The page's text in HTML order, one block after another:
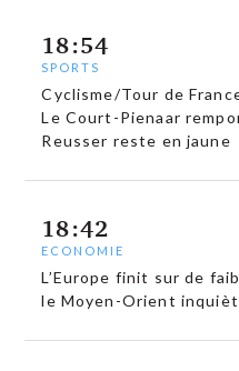
18:54
SPORTS
Cyclisme/Tour de
Le Court-Pienaar
Reusser reste en jaune
18:42
ECONOMIE
L’Europe finit sur de
le Moyen-Orient